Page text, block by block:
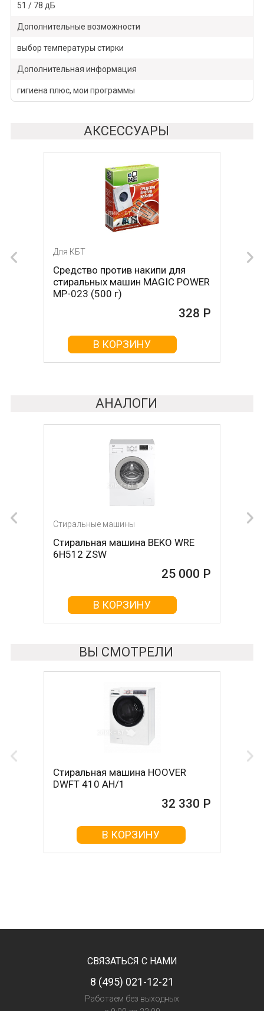
51 / 78 дБ
Дополнительные возможности
выбор температуры стирки
Дополнительная информация
гигиена плюс, мои программы
АКСЕССУАРЫ
Для КБТ
Средство против накипи для
стиральных машин MAGIC POWER
MP-023 (500 г)
328 Р
В КОРЗИНУ
Для КБТ
Средство против накипи для
стиральных машин BON BN-023
(500 г)
161 Р
В КОРЗИНУ
АНАЛОГИ
Стиральные машины
Стиральная машина BEKO WRE
6H512 ZSW
25 000 Р
В КОРЗИНУ
Стиральные машины
Стиральная машина LG
F4J6VN0W
25 000 Р
В КОРЗИНУ
ВЫ СМОТРЕЛИ
Стиральная машина HOOVER
DWFT 410 AH/1
32 330 Р
В КОРЗИНУ
СВЯЗАТЬСЯ С НАМИ
8 (495) 021-12-21
Работаем без выходных